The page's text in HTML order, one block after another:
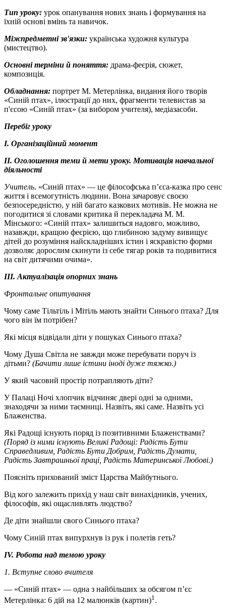
Тип уроку: урок опанування нових знань і формування на
їхній основі вмінь та навичок.
Міжпредметні зв'язки: українська художня культура
(мистецтво).
Основні терміни й поняття: драма-феєрія, сюжет,
композиція.
Обладнання: портрет М. Метерлінка, видання його творів
«Синій птах», ілюстрації до них, фрагменти телевистав за
п'єсою «Синій птах» (за вибором учителя), медіазасоби.
Перебіг уроку
І. Організаційний момент
ІІ. Оголошення теми й мети уроку. Мотивація навчальної
діяльності
Учитель. «Синій птах» — це філософська п’єса-казка про сенс
життя і всемогутність людини. Вона зачаровує своєю
безпосередністю, у ній багато казкових мотивів. Не можна не
погодитися зі словами критика й перекладача М. М.
Мінського: «Синій птах» залишиться надовго, можливо,
назавжди, кращою феєрією, що глибиною задуму вивищує
дітей до розуміння найскладніших істин і яскравістю форми
дозволяє дорослим скинути із себе тягар років та подивитися
на світ дитячими очима».
IIІ. Актуалізація опорних знань
Фронтальне опитування
Чому саме Тільтіль і Мітіль мають знайти Синього птаха? Для
чого він їм потрібен?
Які місця відвідали діти у пошуках Синього птаха?
Чому Душа Світла не завжди може перебувати поруч із
дітьми? (Бачити лише істини іноді дуже тяжко.)
У який часовий простір потрапляють діти?
У Палаці Ночі хлопчик відчиняє двері одні за одними,
знаходячи за ними таємниці. Назвіть, які саме. Назвіть усі
Блаженства.
Які Радощі існують поряд із позитивними Блаженствами?
(Поряд із ними існують Великі Радощі: Радість Бути
Справедливим, Радість Бути Добрим, Радість Думати,
Радість Завтрашньої праці, Радість Материнської Любові.)
Поясніть прихований зміст Царства Майбутнього.
Від кого залежить прихід у наш світ винахідників, учених,
філософів, які ощасливлять людство?
Де діти знайшли свого Синього птаха?
Чому Синій птах випурхнув із рук і полетів геть?
IV. Робота над темою уроку
1. Вступне слово вчителя
— «Синій птах» — одна з найбільших за обсягом п’єс
Метерлінка: 6 дій на 12 малюнків (картин)1 .